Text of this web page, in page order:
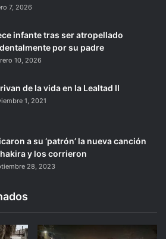
7, 2026
infante tras ser atropellado
por su padre
10, 2026
de la vida en la Lealtad II
1, 2021
a su ‘patrón’ la nueva canción
y los corrieron
28, 2023